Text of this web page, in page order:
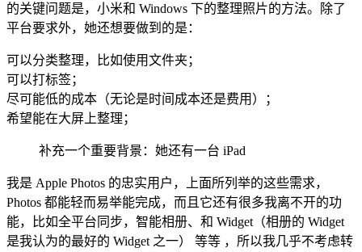
的关键问题是，小米和 Windows 下的整理照片的方法。除了
平台要求外，她还想要做到的是：
可以分类整理，比如使用文件夹；
可以打标签；
尽可能低的成本（无论是时间成本还是费用）；
希望能在大屏上整理；
补充一个重要背景：她还有一台 iPad
我是 Apple Photos 的忠实用户，上面所列举的这些需求，
Photos 都能轻而易举能完成，而且它还有很多我离不开的功
能，比如全平台同步，智能相册、和 Widget（相册的 Widget
是我认为的最好的 Widget 之一） 等等 ，所以我几乎不考虑转